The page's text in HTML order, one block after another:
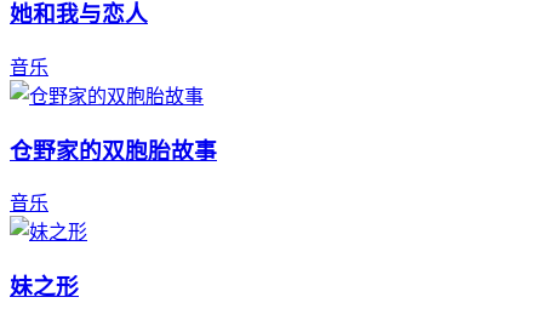
她和我与恋人
音乐
仓野家的双胞胎故事
音乐
妹之形